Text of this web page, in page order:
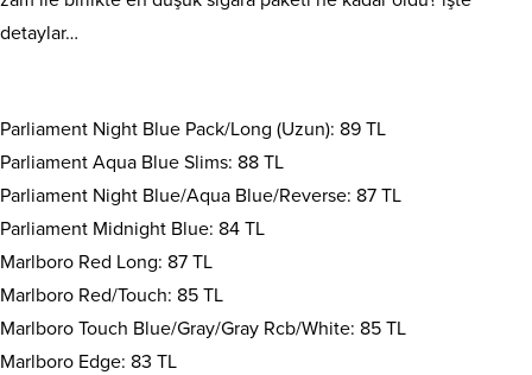
detaylar…
Parliament Night Blue Pack/Long (Uzun): 89 TL
Parliament Aqua Blue Slims: 88 TL
Parliament Night Blue/Aqua Blue/Reverse: 87 TL
Parliament Midnight Blue: 84 TL
Marlboro Red Long: 87 TL
Marlboro Red/Touch: 85 TL
Marlboro Touch Blue/Gray/Gray Rcb/White: 85 TL
Marlboro Edge: 83 TL